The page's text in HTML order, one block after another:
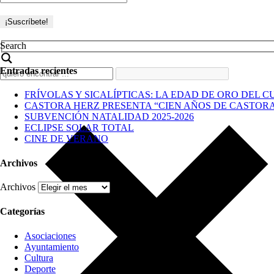
Search
Entradas recientes
FRÍVOLAS Y SICALÍPTICAS: LA EDAD DE ORO DEL
CASTORA HERZ PRESENTA “CIEN AÑOS DE
SUBVENCIÓN NATALIDAD 2025-2026
ECLIPSE SOLAR TOTAL
CINE DE VERANO
Archivos
Archivos
Categorías
Asociaciones
Ayuntamiento
Cultura
Deporte